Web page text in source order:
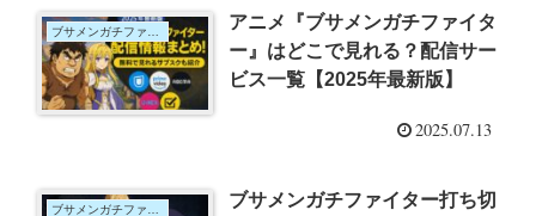
ブサメンガチファイター
アニメ『ブサメンガチファイタ
ー』はどこで見れる？配信サー
ビス一覧【2025年最新版】
2025.07.13
ブサメンガチファイター打ち切